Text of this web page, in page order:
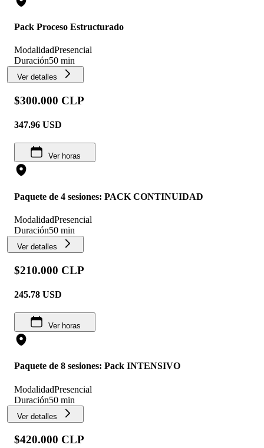
Pack Proceso Estructurado
ModalidadPresencial
Duración50 min
Ver detalles
$300.000 CLP
347.96 USD
Ver horas
Paquete de 4 sesiones: PACK CONTINUIDAD
ModalidadPresencial
Duración50 min
Ver detalles
$210.000 CLP
245.78 USD
Ver horas
Paquete de 8 sesiones: Pack INTENSIVO
ModalidadPresencial
Duración50 min
Ver detalles
$420.000 CLP